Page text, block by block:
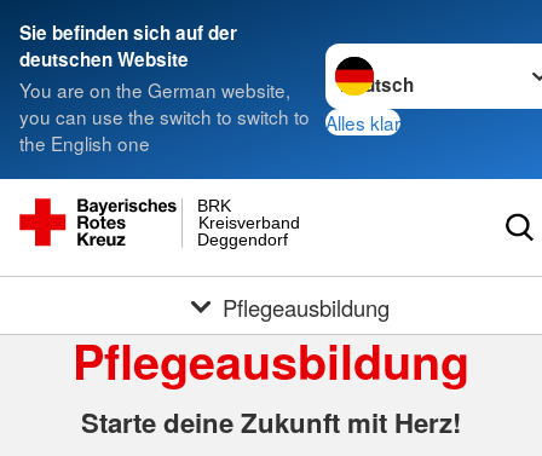
Sie befinden sich auf der
deutschen Website
You are on the German website,
you can use the switch to switch to
the English one
Sprache wechseln zu
Alles klar
Deggendorf
Kreisverband
BRK
Pflegeausbildung
Pflegeausbildung
Starte deine Zukunft mit Herz!